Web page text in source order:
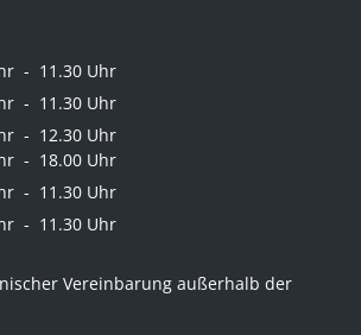
- 11.30 Uhr
- 11.30 Uhr
- 12.30 Uhr
- 18.00 Uhr
- 11.30 Uhr
- 11.30 Uhr
Vereinbarung außerhalb der